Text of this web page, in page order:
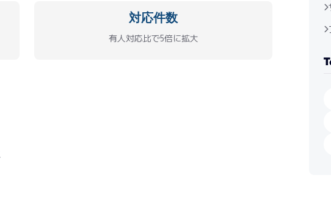
対応件数
有人対応比で5倍に拡大